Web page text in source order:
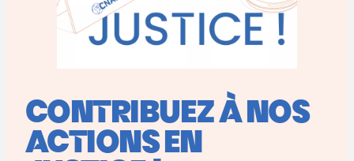
CONTRIBUEZ À NOS
ACTIONS EN